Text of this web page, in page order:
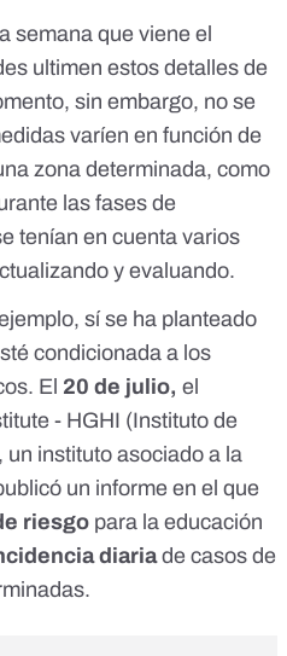
semana que viene el
ultimen estos detalles de
sin embargo, no se
varíen en función de
zona determinada, como
lasfases de
tenían en cuenta varios
y evaluando.
sí se ha planteado
condicionada a los
El 20 de julio, el
- HGHI (Instituto de
instituto asociado a la
un informe en el que
riesgo para la educación
diariade casos de